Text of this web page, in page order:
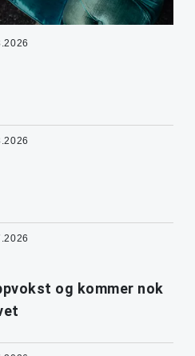
og kommer nok